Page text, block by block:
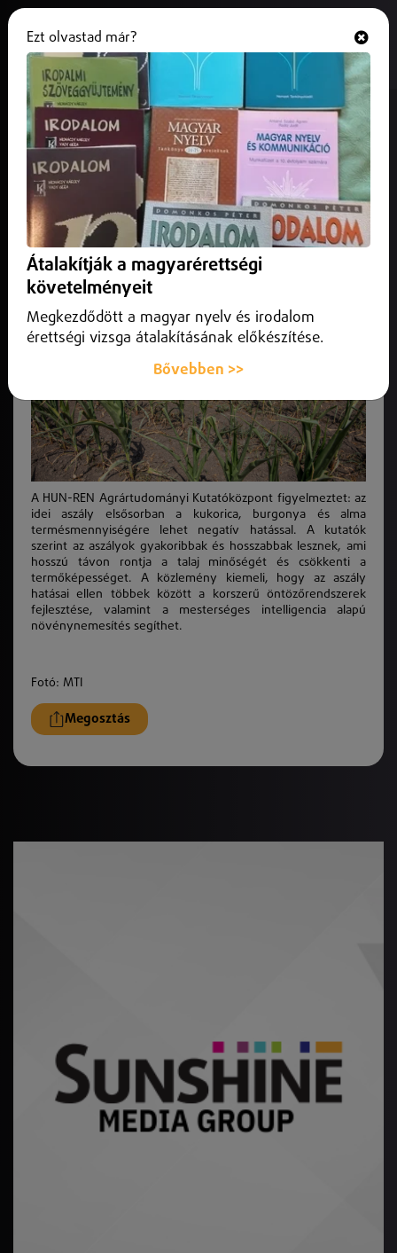
Az idei aszály leginkább a
kukorica, burgonya és alma
termését veszélyezteti
2025. július 29.Magyarország
A kutatók szerint az aszályok gyakoribbak és hosszabbak
A HUN-REN Agrártudományi Kutatóközpont figyelmeztet: az
idei aszály elsősorban a kukorica, burgonya és alma
termésmennyiségére lehet negatív hatással. A kutatók
szerint az aszályok gyakoribbak és hosszabbak lesznek, ami
hosszú távon rontja a talaj minőségét és csökkenti a
termőképességet. A közlemény kiemeli, hogy az aszály
hatásai ellen többek között a korszerű öntözőrendszerek
fejlesztése, valamint a mesterséges intelligencia alapú
növénynemesítés segíthet.
Fotó: MTI
Megosztás
Ezt olvastad már?
Átalakítják a magyarérettségi
követelményeit
Megkezdődött a magyar nyelv és irodalom
érettségi vizsga átalakításának előkészítése.
Bővebben >>